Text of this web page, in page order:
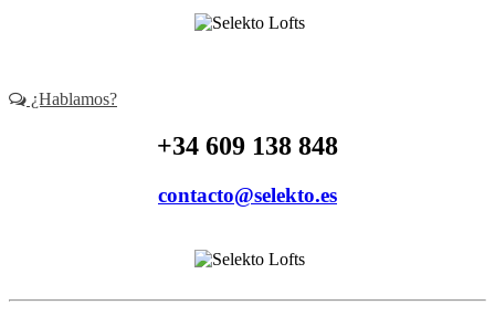
¿Hablamos?
+34 609 138 848
contacto@selekto.es